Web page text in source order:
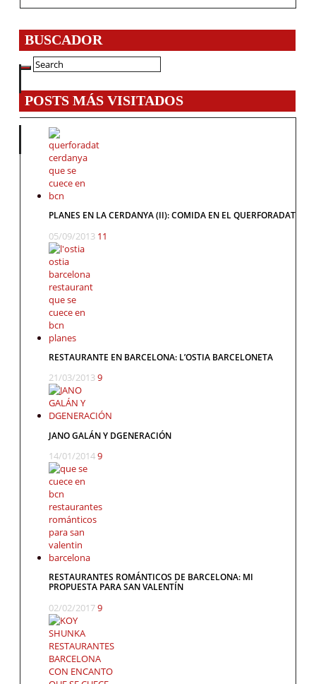
BUSCADOR
POSTS MÁS VISITADOS
PLANES EN LA CERDANYA (II): COMIDA EN EL QUERFORADAT
05/09/2013 11
RESTAURANTE EN BARCELONA: L’OSTIA BARCELONETA
21/03/20139
JANO GALÁN Y DGENERACIÓN
14/01/20149
RESTAURANTES ROMÁNTICOS DE BARCELONA: MI
PROPUESTA PARA SAN VALENTÍN
02/02/20179